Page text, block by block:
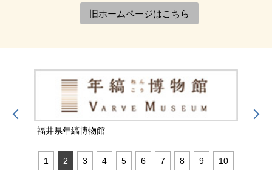
旧ホームページはこちら
福井県年縞博物館
1 2 3 4 5 6 7 8 9 10